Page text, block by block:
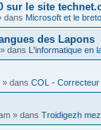
sur le site
dans Microsoft et le
des Lapons
» dans L'informatique en
» dans COL - Correcteur
» dans Troidigezh